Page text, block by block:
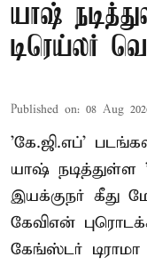
யாஷ்
டிரெய்லர்
Published on: 08 Aug
'கே.ஜி.எப்'
யாஷ் நடித்துள்ள
இயக்குநர் கீது
கேவிஎன்
கேங்ஸ்டர் டிராமா